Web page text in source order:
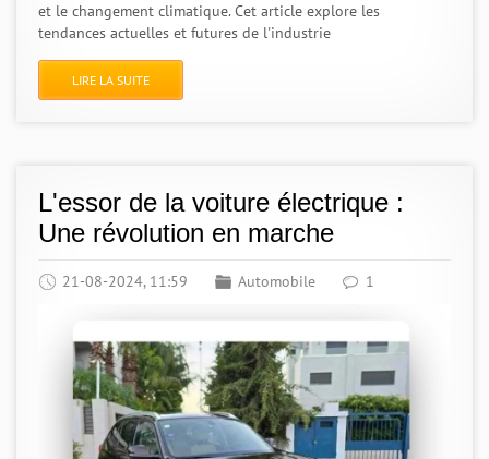
et le changement climatique. Cet article explore les
tendances actuelles et futures de l'industrie
LIRE LA SUITE
L'essor de la voiture électrique :
Une révolution en marche
21-08-2024, 11:59 Automobile 1